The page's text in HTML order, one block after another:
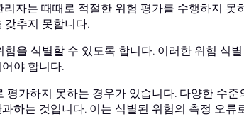
자는 때때로 적절한 위험 평가를 수행하지 못
갖추지 못합니다.
을 식별할 수 있도록 합니다. 이러한 위험 식별
야 합니다.
가하지 못하는 경우가 있습니다. 다양한 수준
하는 것입니다. 이는 식별된 위험의 측정 오류